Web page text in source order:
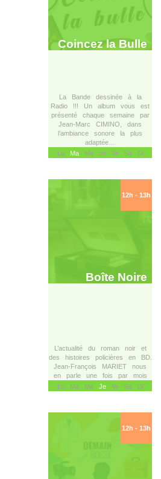
Coincez la Bulle
La Bande dessinée à la
Radio !!! Un album vous est
présenté chaque semaine par
Jean-Marc CIMINO, dans
l’ambiance sonore la plus
adaptée…
Lu
MaMe Je Ve Sa Di
12h - 13h
Boîte Noire
L’actualité du roman noir et
des histoires policières en BD.
Jean-François MARIET nous
en parle une fois par mois
Lu Ma Me JeVe Sa Di
12h - 13h